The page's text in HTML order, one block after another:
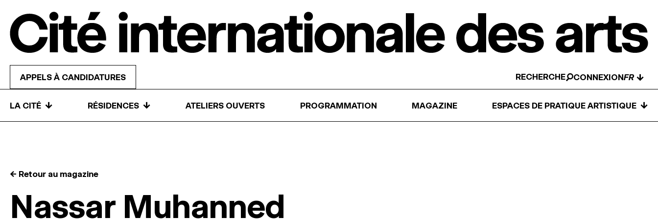
APPELS À CANDIDATURES RECHERCHE CONNEXION ↓
LA CITÉ ↓ RÉSIDENCES ↓ ATELIERS OUVERTS PROGRAMMATION MAGAZINE ESPACES DE PRATIQUE ARTISTIQUE ↓
← Retour au magazine
Nassar Muhanned